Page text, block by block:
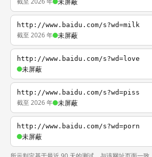
http://www.baidu.com/s?wd=milk
截至 2026 年 未屏蔽
http://www.baidu.com/s?wd=love
未屏蔽
http://www.baidu.com/s?wd=piss
截至 2026 年 未屏蔽
http://www.baidu.com/s?wd=porn
未屏蔽